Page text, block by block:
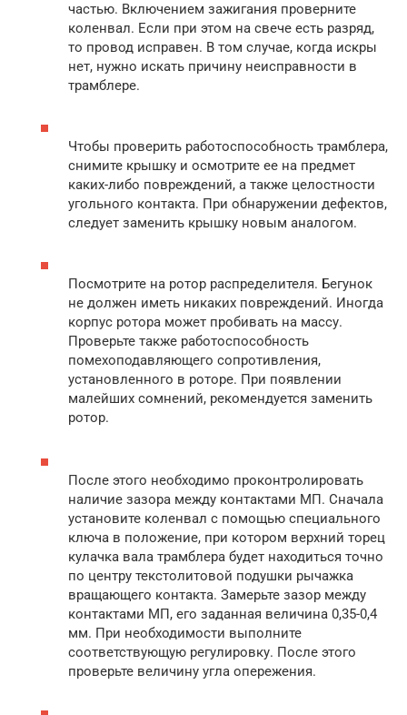
частью. Включением зажигания проверните
коленвал. Если при этом на свече есть разряд,
то провод исправен. В том случае, когда искры
нет, нужно искать причину неисправности в
трамблере.
Чтобы проверить работоспособность трамблера,
снимите крышку и осмотрите ее на предмет
каких-либо повреждений, а также целостности
угольного контакта. При обнаружении дефектов,
следует заменить крышку новым аналогом.
Посмотрите на ротор распределителя. Бегунок
не должен иметь никаких повреждений. Иногда
корпус ротора может пробивать на массу.
Проверьте также работоспособность
помехоподавляющего сопротивления,
установленного в роторе. При появлении
малейших сомнений, рекомендуется заменить
ротор.
После этого необходимо проконтролировать
наличие зазора между контактами МП. Сначала
установите коленвал с помощью специального
ключа в положение, при котором верхний торец
кулачка вала трамблера будет находиться точно
по центру текстолитовой подушки рычажка
вращающего контакта. Замерьте зазор между
контактами МП, его заданная величина 0,35-0,4
мм. При необходимости выполните
соответствующую регулировку. После этого
проверьте величину угла опережения.